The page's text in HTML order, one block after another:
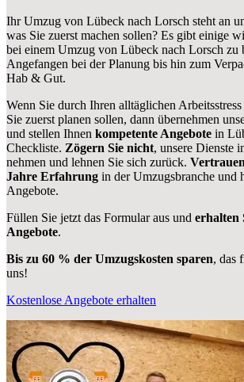
Ihr Umzug von Lübeck nach Lorsch steht an
was Sie zuerst machen sollen? Es gibt einige
bei einem Umzug von Lübeck nach Lorsch zu
Angefangen bei der Planung bis hin zum
Hab & Gut.
Wenn Sie durch Ihren alltäglichen
Sie zuerst planen sollen, dann übernehmen
und stellen Ihnen kompetente Angebote in
Checkliste. Zögern Sie nicht, unsere Dienste
nehmen und lehnen Sie sich zurück.
Jahre Erfahrung in der Umzugsbranche und
Angebote.
Füllen Sie jetzt das Formular aus und erhalten
Angebote.
Bis zu 60 % der Umzugskosten sparen, das
uns!
Kostenlose Angebote erhalten